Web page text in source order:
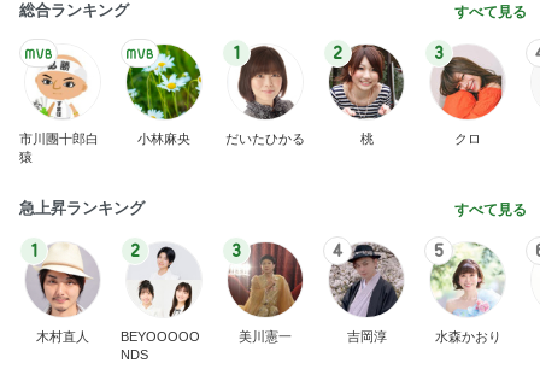
総合ランキング すべて見る
市川團十郎白
猿
小林麻央
1
だいたひかる
2
桃
3
クロ
急上昇ランキング すべて見る
1
木村直人
2
BEYOOOOO
NDS
3
美川憲一
4
吉岡淳
5
水森かおり